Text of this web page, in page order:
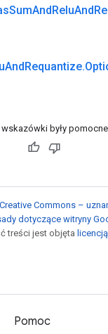
SumAndReluAnd
AndRequantize.
wskazówki były
Commons –
dotyczące witryny
treści jest objęta
Pomoc